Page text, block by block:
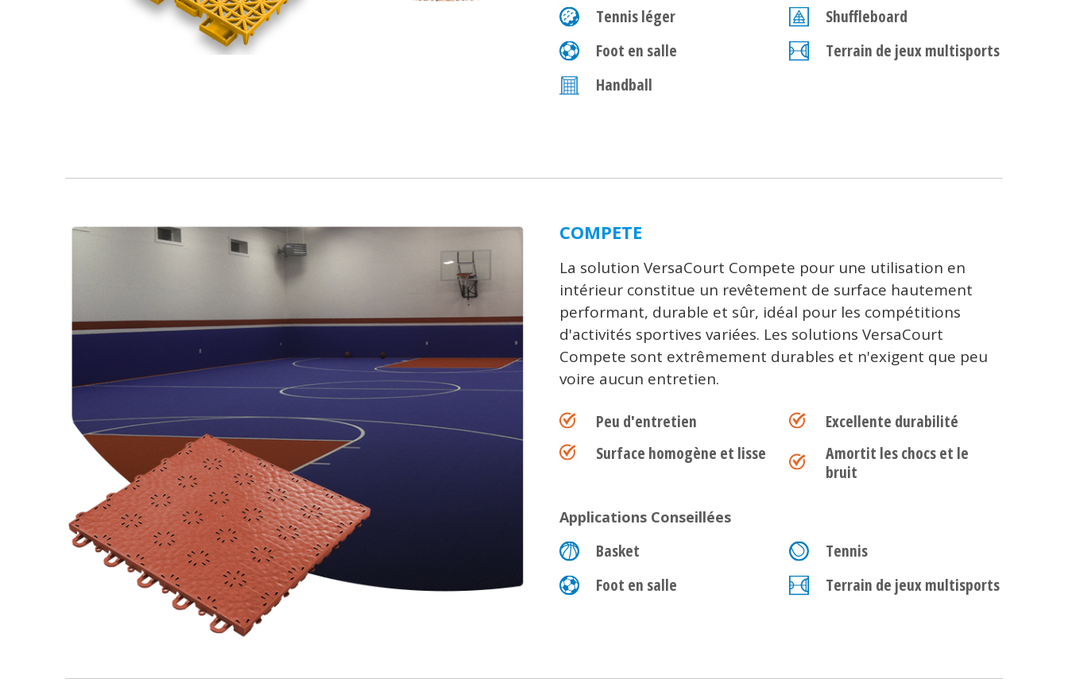
Tennis léger
Foot en salle
Handball
Shuffleboard
Terrain de jeux multisports
COMPETE
La solution VersaCourt Compete pour une utilisation en
intérieur constitue un revêtement de surface hautement
performant, durable et sûr, idéal pour les compétitions
d'activités sportives variées. Les solutions VersaCourt
Compete sont extrêmement durables et n'exigent que peu
voire aucun entretien.
Peu d'entretien
Surface homogène et lisse
Excellente durabilité
Amortit les chocs et le
bruit
Applications Conseillées
Basket
Foot en salle
Tennis
Terrain de jeux multisports